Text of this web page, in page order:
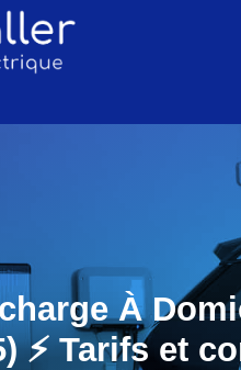
À
⚡️ Tarifs et